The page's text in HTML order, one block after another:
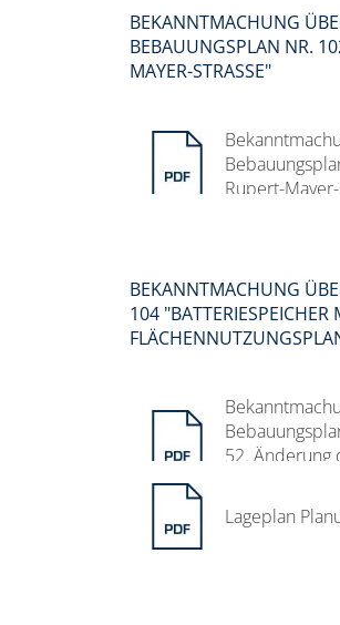
BEKANNTMACHUNG
BEBAUUNGSPLAN NR.
AYER-STRASSE"
Rupert-
BEKANNTMACHUNG
104
52. Änderung
Lageplan